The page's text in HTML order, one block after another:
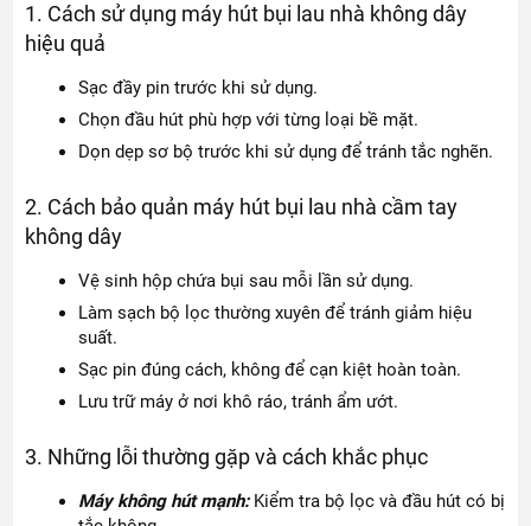
1. Cách sử dụng máy hút bụi lau nhà không dây
hiệu quả
Sạc đầy pin trước khi sử dụng.
Chọn đầu hút phù hợp với từng loại bề mặt.
Dọn dẹp sơ bộ trước khi sử dụng để tránh tắc nghẽn.
2. Cách bảo quản máy hút bụi lau nhà cầm tay
không dây
Vệ sinh hộp chứa bụi sau mỗi lần sử dụng.
Làm sạch bộ lọc thường xuyên để tránh giảm hiệu
suất.
Sạc pin đúng cách, không để cạn kiệt hoàn toàn.
Lưu trữ máy ở nơi khô ráo, tránh ẩm ướt.
3. Những lỗi thường gặp và cách khắc phục
Máy không hút mạnh:Kiểm tra bộ lọc và đầu hút có bị